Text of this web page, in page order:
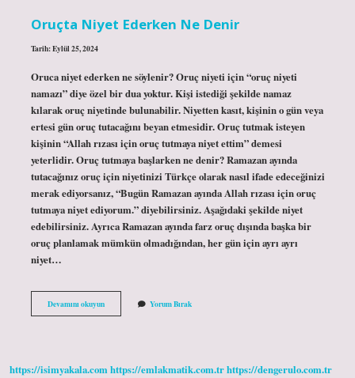
Oruçta Niyet Ederken Ne Denir
Tarih: Eylül 25, 2024
Oruca niyet ederken ne söylenir? Oruç niyeti için “oruç niyeti
namazı” diye özel bir dua yoktur. Kişi istediği şekilde namaz
kılarak oruç niyetinde bulunabilir. Niyetten kasıt, kişinin o gün veya
ertesi gün oruç tutacağını beyan etmesidir. Oruç tutmak isteyen
kişinin “Allah rızası için oruç tutmaya niyet ettim” demesi
yeterlidir. Oruç tutmaya başlarken ne denir? Ramazan ayında
tutacağınız oruç için niyetinizi Türkçe olarak nasıl ifade edeceğinizi
merak ediyorsanız, “Bugün Ramazan ayında Allah rızası için oruç
tutmaya niyet ediyorum.” diyebilirsiniz. Aşağıdaki şekilde niyet
edebilirsiniz. Ayrıca Ramazan ayında farz oruç dışında başka bir
oruç planlamak mümkün olmadığından, her gün için ayrı ayrı
niyet…
Devamını okuyunOruçta
Niyet
Yorum Bırak
https://isimyakala.comhttps://emlakmatik.com.trhttps://dengerulo.com.tr